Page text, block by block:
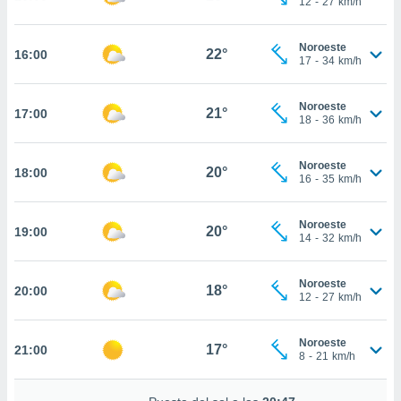
de que
sean
el sitio
para
ni para
aunque
no
abono
16:00 22°
Noroeste
17 - 34 km/h
17:00 21°
Noroeste
18 - 36 km/h
18:00 20°
Noroeste
16 - 35 km/h
19:00 20°
Noroeste
14 - 32 km/h
20:00 18°
Noroeste
12 - 27 km/h
21:00 17°
Noroeste
8 - 21 km/h